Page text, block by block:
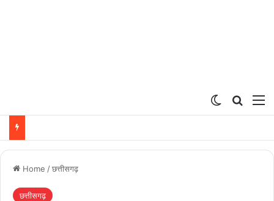
Switch skin
Home /छत्तीसगढ़
छत्तीसगढ़